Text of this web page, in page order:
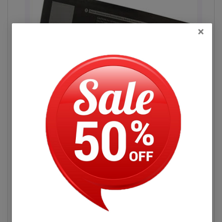
Hình pin máy Dell Vostro 5468
Pin Máy Tính Xách Dell Vostro 5468
Những Hư Hỏng Thường Gặp
Đọc thêm
×